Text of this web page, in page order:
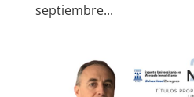
septiembre...